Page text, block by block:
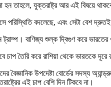
যুক্তরাষ্ট্র আর এই বিষয়ে
পরিস্থিতি বদলেছে, এবং সেটা বেশ
ট্রাম্প। বাণিজ্য শুল্ক দ্বিগুণ করে
তৈরি করে রাশিয়া থেকে ভারতকে দূরে
বৈজ্ঞানিক উপদেষ্টা বোর্ডের সদস্য
এই চাপ বেশি দিন টিকবে না।